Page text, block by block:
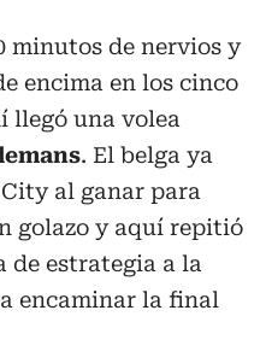
minutos de nervios y
encima en los cinco
llegó una volea
. El belga ya
al ganar para
golazo y aquí repitió
de estrategia a la
encaminar la final